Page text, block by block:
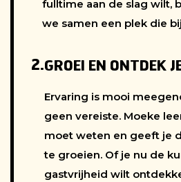
fulltime aan de slag wilt,
we samen een plek die
2.GROEI EN ONTDEK
Ervaring is mooi
geen vereiste. Moeke
moet weten en geeft je
te groeien. Of je nu de
gastvrijheid wilt